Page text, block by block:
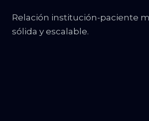
Relación institución-paciente
sólida y escalable.